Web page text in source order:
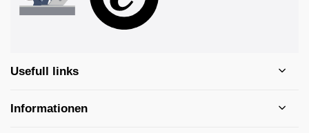
Usefull links
Informationen